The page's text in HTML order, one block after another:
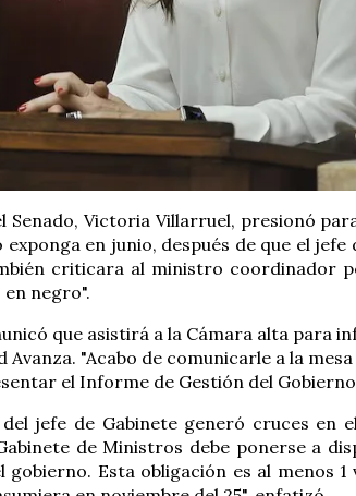
Victoria Villarruel, presionó
en junio, después de que el
criticara al ministro coordinador
negro".
que asistirá a la Cámara alta para
"Acabo de comunicarle a la
el Informe de Gestión del
jefe de Gabinete generó cruces en
de Ministros debe ponerse a
Esta obligación es al menos 1